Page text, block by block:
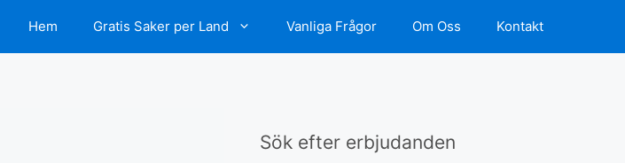
Hem Gratis Saker per Land Vanliga Frågor Om Oss Kontakt
Sök efter erbjudanden